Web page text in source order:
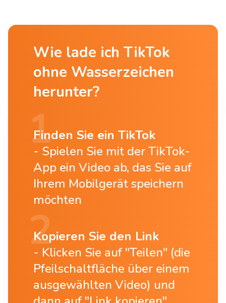
Wie lade ich TikTok
ohne Wasserzeichen
herunter?
Finden Sie ein TikTok
Spielen Sie mit der TikTok-
App ein Video ab, das Sie auf
Ihrem Mobilgerät speichern
möchten
Kopieren Sie den Link
Klicken Sie auf "Teilen" (die
Pfeilschaltfläche über einem
ausgewählten Video) und